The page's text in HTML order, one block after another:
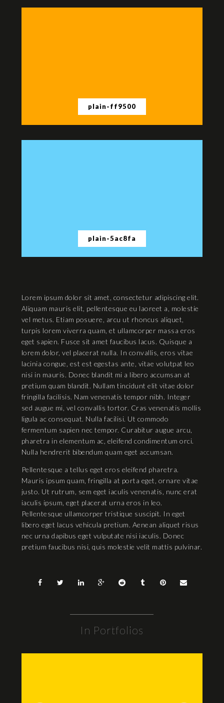
plain-ff9500
plain-5ac8fa
Lorem ipsum dolor sit amet, consectetur adipiscing elit.
Aliquam mauris elit, pellentesque eu laoreet a, molestie
vel metus. Etiam posuere, arcu ut rhoncus aliquet,
turpis lorem viverra quam, et ullamcorper massa eros
eget sapien. Fusce sit amet faucibus lacus. Quisque a
lorem dolor, vel placerat nulla. In convallis, eros vitae
lacinia congue, est est egestas ante, vitae volutpat leo
nisi in mauris. Donec blandit mi a libero accumsan at
pretium quam blandit. Nullam tincidunt elit vitae dolor
fringilla facilisis. Nam venenatis tempor nibh. Integer
sed augue mi, vel convallis tortor. Cras venenatis mollis
ligula ac consequat. Nulla facilisi. Ut commodo
fermentum sapien nec tempor. Curabitur augue arcu,
pharetra in elementum ac, eleifend condimentum orci.
Nulla hendrerit bibendum quam eget accumsan.
Pellentesque a tellus eget eros eleifend pharetra.
Mauris ipsum quam, fringilla at porta eget, ornare vitae
justo. Ut rutrum, sem eget iaculis venenatis, nunc erat
iaculis ipsum, eget placerat urna eros in leo.
Pellentesque ullamcorper tristique suscipit. In eget
libero eget lacus vehicula pretium. Aenean aliquet risus
nec urna dapibus eget vulputate nisi iaculis. Donec
pretium faucibus nisi, quis molestie velit mattis pulvinar.
In Portfolios